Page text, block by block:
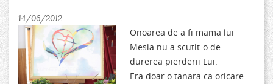
14/06/2012
Onoarea de a fi mama lui
Mesia nu a scutit-o de
durerea pierderii Lui.
Era doar o tanara ca oricare